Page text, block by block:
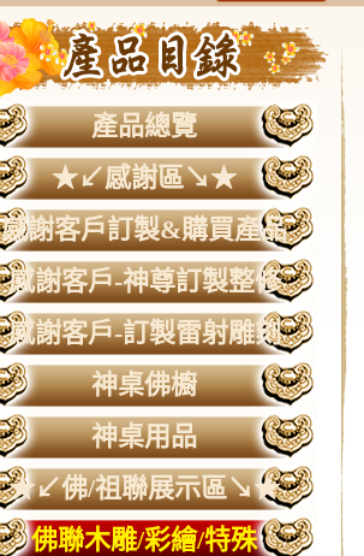
產品總覽
★↙感謝區↘★
感謝客戶訂製&購買產品
感謝客戶-神尊訂製整修
感謝客戶-訂製雷射雕刻
神桌佛櫥
神桌用品
★↙佛/祖聯展示區↘★
佛聯木雕/彩繪/特殊